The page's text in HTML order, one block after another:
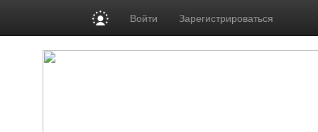
Войти Зарегистрироваться